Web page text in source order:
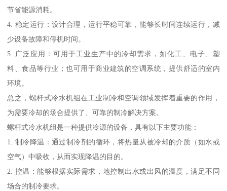
节省能源消耗。
4. 稳定运行：设计合理，运行平稳可靠，能够长时间连续运行，减
少设备故障和停机时间。
5. 广泛应用：可用于工业生产中的冷却需求，如化工、电子、塑
料、食品等行业；也可用于商业建筑的空调系统，提供舒适的室内
环境。
总之，螺杆式冷水机组在工业制冷和空调领域发挥着重要的作用，
为需要冷却的场合提供了、可靠的制冷解决方案。
螺杆式冷水机组是一种提供冷源的设备，具有以下主要功能：
1. 制冷降温：通过制冷剂的循环，将热量从被冷却的介质（如水或
空气）中吸收，从而实现降温的目的。
2. 控温：能够根据实际需求，地控制出水或出风的温度，满足不同
场合的制冷要求。